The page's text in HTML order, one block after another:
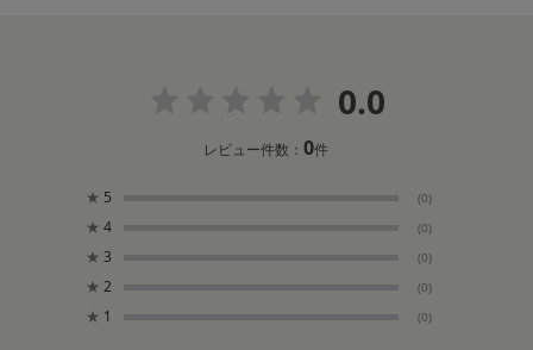
0.0
レビュー件数：0件
★ 5 (0)
★ 4 (0)
★ 3 (0)
★ 2 (0)
★ 1 (0)